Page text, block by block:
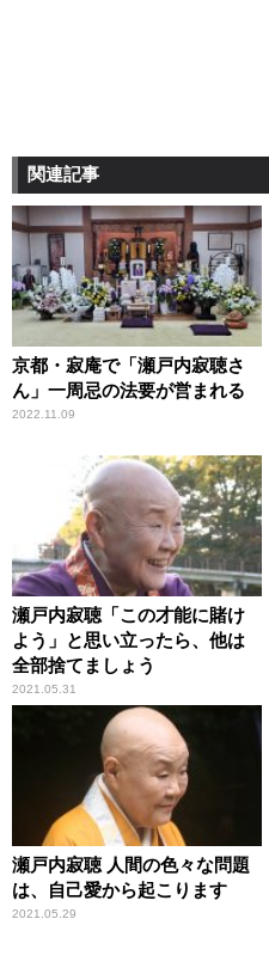
関連記事
京都・寂庵で「瀬戸内寂聴さ
ん」一周忌の法要が営まれる
2022.11.09
瀬戸内寂聴「この才能に賭け
よう」と思い立ったら、他は
全部捨てましょう
2021.05.31
瀬戸内寂聴 人間の色々な問題
は、自己愛から起こります
2021.05.29